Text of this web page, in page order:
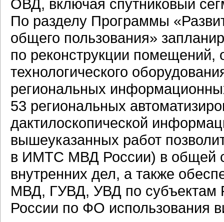
ОВД, включая спутниковый
По разделу Программы
общего пользования»
по реконструкции помещений,
технологического
региональных
53 региональных
дактилоскопической
вышеуказанных работ
в ИМТС МВД России) в общей
внутренних дел, а также
МВД, ГУВД, УВД по субъектам
России по ФО использования